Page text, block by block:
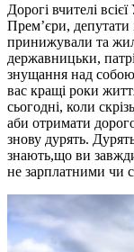
Дорогі вчителі
Прем’єри, депутати
принижували та
державницьки,
знущання над собою.
вас кращі роки
сьогодні, коли
аби отримати
знову дурять.
знають,що ви
не зарплатними чи